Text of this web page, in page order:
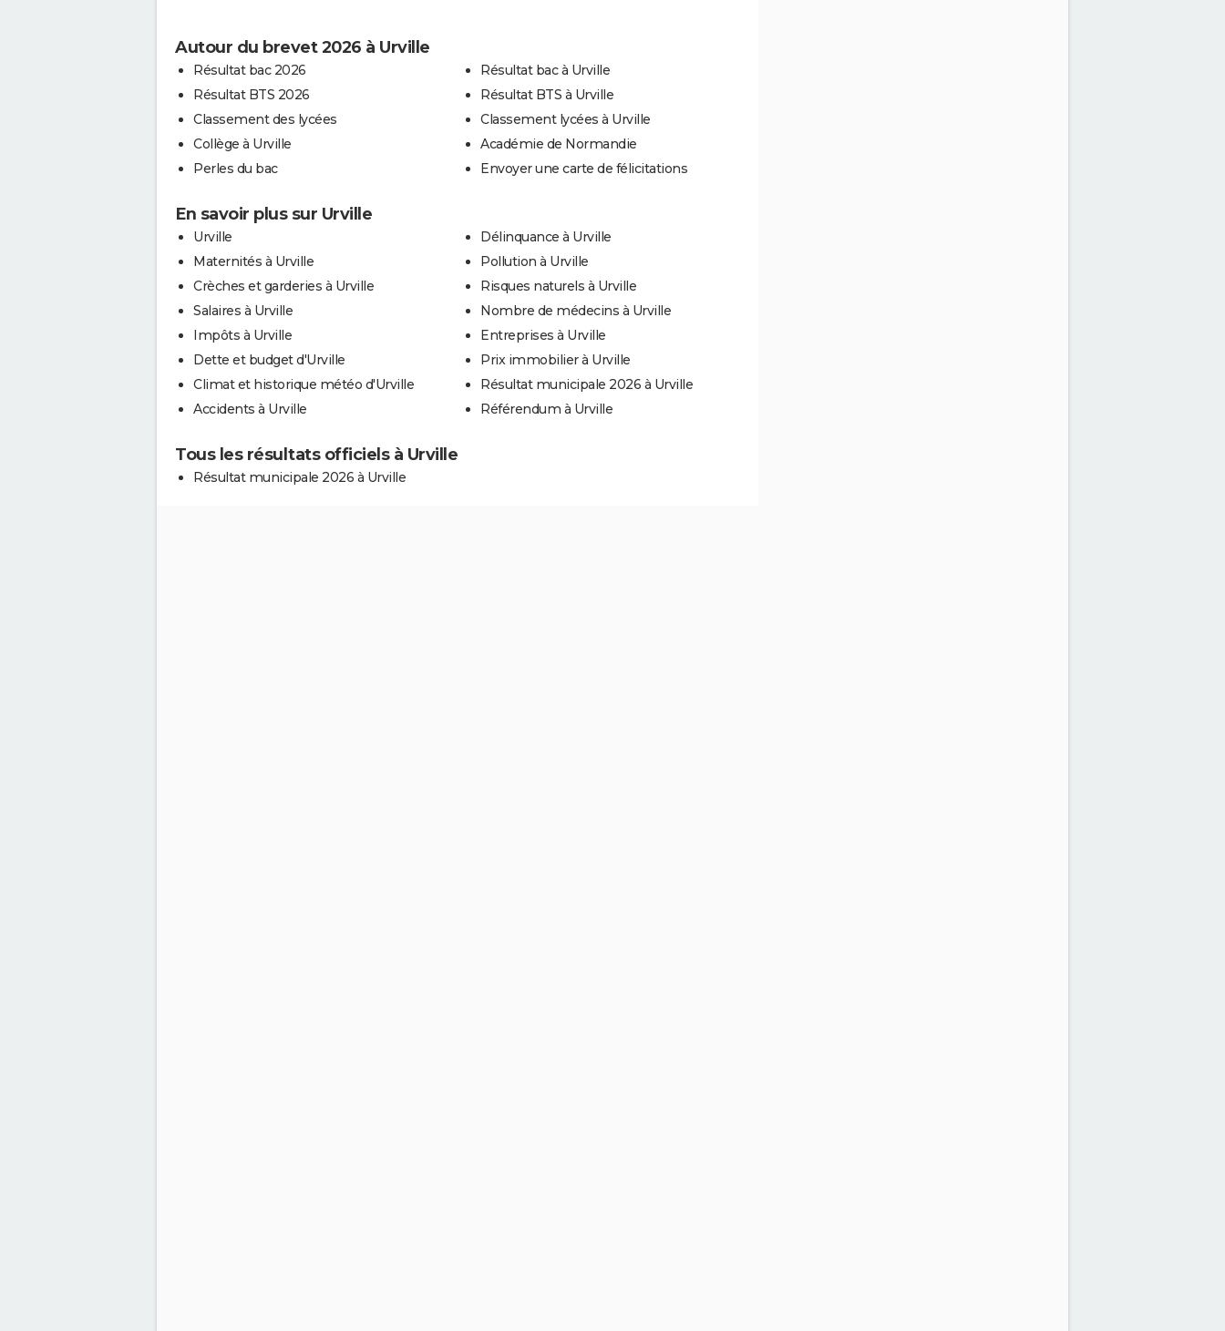
Autour du brevet 2026 à Urville
Résultat bac 2026
Résultat BTS 2026
Classement des lycées
Collège à Urville
Perles du bac
Résultat bac à Urville
Résultat BTS à Urville
Classement lycées à Urville
Académie de Normandie
Envoyer une carte de félicitations
En savoir plus sur Urville
Urville
Maternités à Urville
Crèches et garderies à Urville
Salaires à Urville
Impôts à Urville
Dette et budget d'Urville
Climat et historique météo d'Urville
Accidents à Urville
Délinquance à Urville
Pollution à Urville
Risques naturels à Urville
Nombre de médecins à Urville
Entreprises à Urville
Prix immobilier à Urville
Résultat municipale 2026 à Urville
Référendum à Urville
Tous les résultats officiels à Urville
Résultat municipale 2026 à Urville